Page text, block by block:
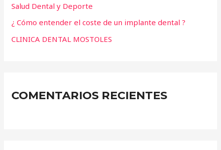
Salud Dental y Deporte
¿ Cómo entender el coste de un implante dental ?
CLINICA DENTAL MOSTOLES
COMENTARIOS RECIENTES